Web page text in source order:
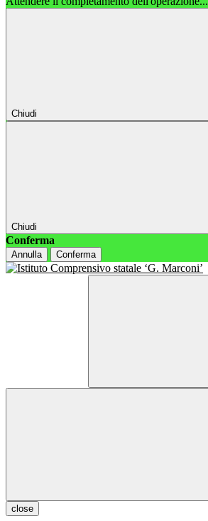
Chiudi
Chiudi
Conferma
Annulla Conferma
close